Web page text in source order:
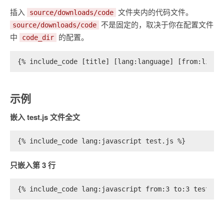
插入 source/downloads/code 文件夹内的代码文件。
source/downloads/code
不是固定的，取决于你在配置文件
中
code_dir 的配置。
{% include_code [title] [lang:language]
示例
嵌入 test.js 文件全文
{% include_code lang:javascript test.js %}
只嵌入第 3 行
{% include_code lang:javascript from:3 to:3 test.js